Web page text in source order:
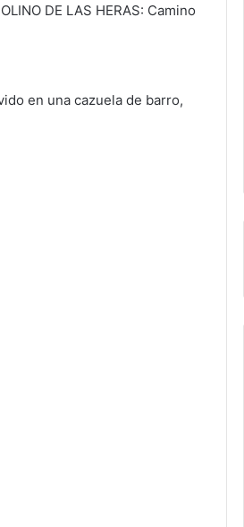
DE LAS HERAS: Camino
en una cazuela de barro,